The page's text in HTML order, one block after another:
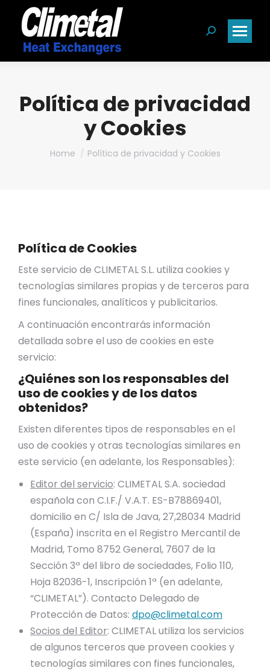
Search:
Política de privacidad
y Cookies
You are here:
Home Política de privacidad y Cookies
Política de Cookies
Este servicio de CLIMETAL S.L. utiliza cookies y
tecnologías similares propias y de terceros para
fines funcionales, analíticos y publicitarios.
A continuación encontrarás información
detallada sobre el uso de cookies en este
servicio:
¿Quiénes son los responsables del
uso de cookies y de los datos
obtenidos?
Existen diferentes tipos de responsables en el
uso de cookies y otras tecnologías similares en
este servicio (en adelante, los Responsables):
Editor del servicio: CLIMETAL S.A. sociedad
española con C.I.F./ V.A.T. ES-B78869401,
domicilio en C/ Isla de Java, 27,28034 Madrid
(España) inscrita en el Registro Mercantil de
Madrid, Tomo 8752 General, 7607 de la
Sección 3ª del libro de sociedades, Folio 110,
Hoja 82036-1, Inscripción 1ª (en adelante,
“CLIMETAL”). Contacto Delegado de
Protección de Datos: dpo@climetal.com
​Socios del Editor: CLIMETAL utiliza los servicios
de algunos terceros que proveen cookies y
tecnologías similares con fines funcionales,